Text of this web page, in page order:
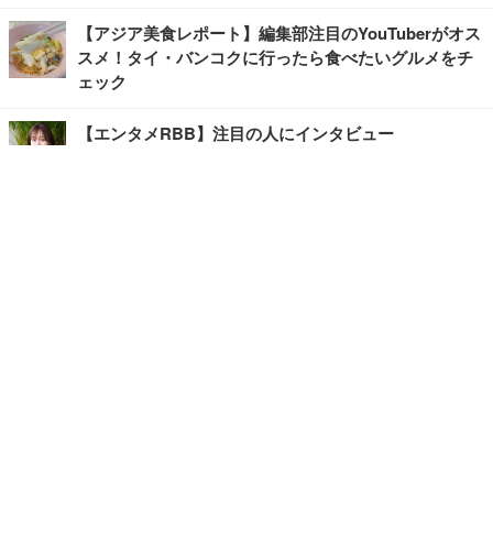
【アジア美食レポート】編集部注目のYouTuberがオス
スメ！タイ・バンコクに行ったら食べたいグルメをチ
ェック
【エンタメRBB】注目の人にインタビュー